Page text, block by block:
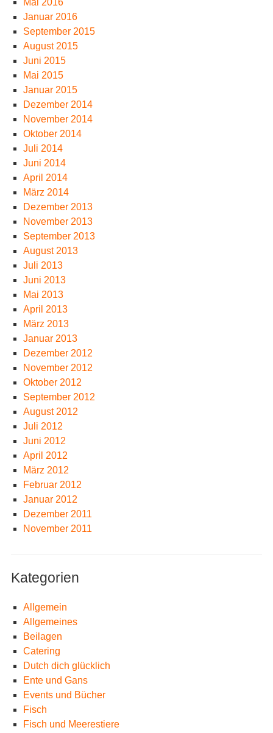
Mai 2016
Januar 2016
September 2015
August 2015
Juni 2015
Mai 2015
Januar 2015
Dezember 2014
November 2014
Oktober 2014
Juli 2014
Juni 2014
April 2014
März 2014
Dezember 2013
November 2013
September 2013
August 2013
Juli 2013
Juni 2013
Mai 2013
April 2013
März 2013
Januar 2013
Dezember 2012
November 2012
Oktober 2012
September 2012
August 2012
Juli 2012
Juni 2012
April 2012
März 2012
Februar 2012
Januar 2012
Dezember 2011
November 2011
Kategorien
Allgemein
Allgemeines
Beilagen
Catering
Dutch dich glücklich
Ente und Gans
Events und Bücher
Fisch
Fisch und Meerestiere